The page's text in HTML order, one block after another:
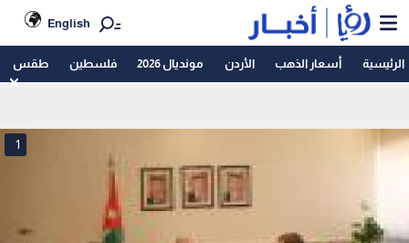
English
الرئيسية أسعار الذهب الأردن مونديال 2026 فلسطين طقس
1